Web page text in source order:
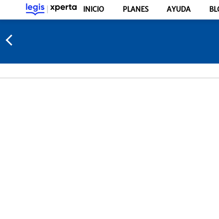
INICIO PLANES AYUDA